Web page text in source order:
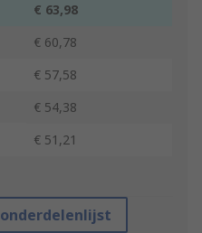
€ 63,98
€ 60,78
€ 57,58
€ 54,38
€ 51,21